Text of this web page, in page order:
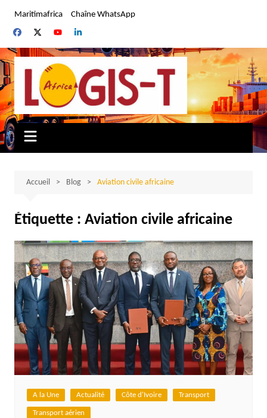
contenu
Maritimafrica Chaîne WhatsApp
Accueil Blog Aviation civile africaine
Étiquette : Aviation civile africaine
A la Une Actualité Côte d'Ivoire Transport
Transport aérien